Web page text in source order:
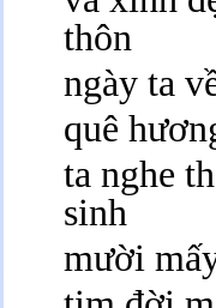
thôn
ngày ta
quê
ta nghe
sinh
mười